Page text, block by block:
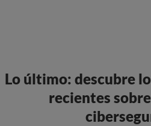
Lo último: descubre
recientes